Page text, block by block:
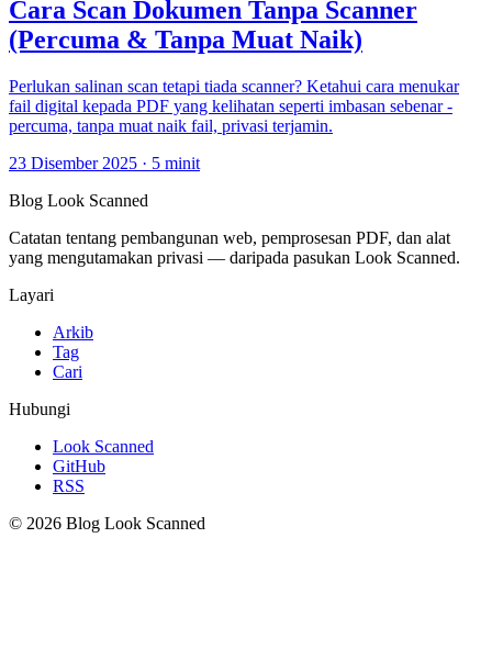
Cara Scan Dokumen Tanpa Scanner
(Percuma & Tanpa Muat Naik)
Perlukan salinan scan tetapi tiada scanner? Ketahui cara menukar
fail digital kepada PDF yang kelihatan seperti imbasan sebenar -
percuma, tanpa muat naik fail, privasi terjamin.
23 Disember 2025 · 5 minit
Blog Look Scanned
Catatan tentang pembangunan web, pemprosesan PDF, dan alat
yang mengutamakan privasi — daripada pasukan Look Scanned.
Layari
Arkib
Tag
Cari
Hubungi
Look Scanned
GitHub
RSS
© 2026 Blog Look Scanned